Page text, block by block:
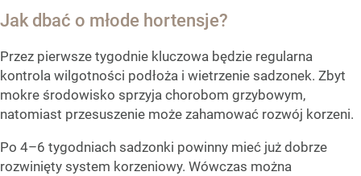
Jak dbać o młode hortensje?
Przez pierwsze tygodnie kluczowa będzie regularna
kontrola wilgotności podłoża i wietrzenie sadzonek. Zbyt
mokre środowisko sprzyja chorobom grzybowym,
natomiast przesuszenie może zahamować rozwój korzeni.
Po 4–6 tygodniach sadzonki powinny mieć już dobrze
rozwinięty system korzeniowy. Wówczas można